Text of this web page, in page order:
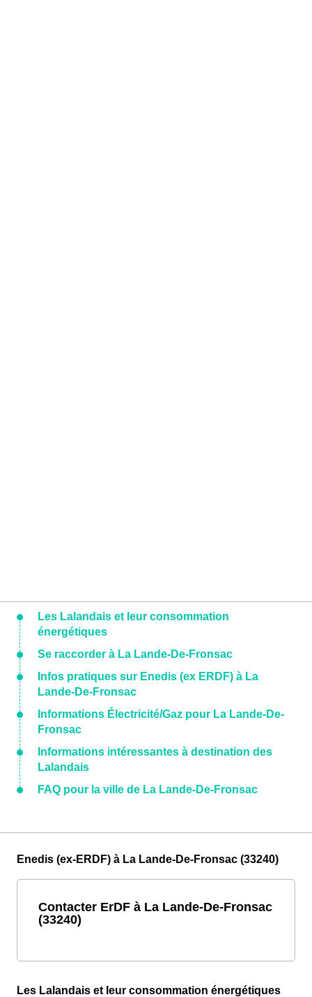
Les Lalandais et leur consommation
énergétiques
Se raccorder à La Lande-De-Fronsac
Infos pratiques sur Enedis (ex ERDF) à La
Lande-De-Fronsac
Informations Électricité/Gaz pour La Lande-De-
Fronsac
Informations intéressantes à destination des
Lalandais
FAQ pour la ville de La Lande-De-Fronsac
Enedis (ex-ERDF) à La Lande-De-Fronsac (33240)
Contacter ErDF à La Lande-De-Fronsac
(33240)
Les Lalandais et leur consommation énergétiques